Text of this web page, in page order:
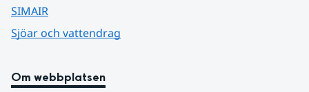
SIMAIR
Sjöar och vattendrag
Om webbplatsen